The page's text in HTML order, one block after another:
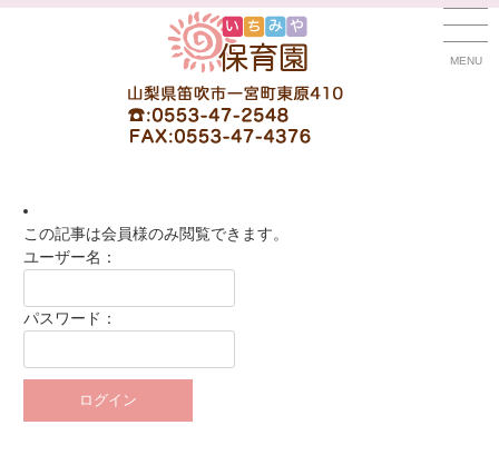
MENU
この記事は会員様のみ閲覧できます。
ユーザー名：
パスワード：